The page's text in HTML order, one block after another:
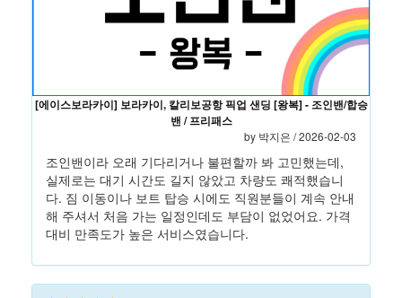
[에이스보라카이] 보라카이, 칼리보공항 픽업 샌딩 [왕복] - 조인밴/합승
밴 / 프리패스
by 박지은 / 2026-02-03
조인밴이라 오래 기다리거나 불편할까 봐 고민했는데,
실제로는 대기 시간도 길지 않았고 차량도 쾌적했습니
다. 짐 이동이나 보트 탑승 시에도 직원분들이 계속 안내
해 주셔서 처음 가는 일정인데도 부담이 없었어요. 가격
대비 만족도가 높은 서비스였습니다.